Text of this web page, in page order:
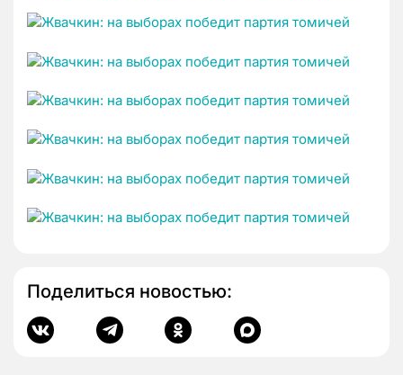
Поделиться новостью: